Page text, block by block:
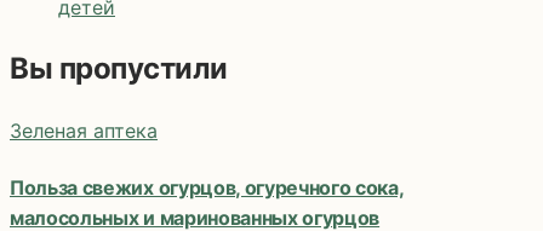
детей
Вы пропустили
Зеленая аптека
Польза свежих огурцов, огуречного сока,
малосольных и маринованных огурцов